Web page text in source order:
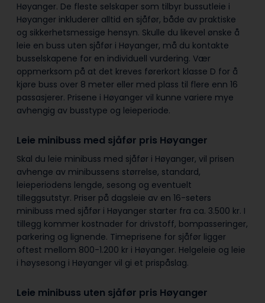
Høyanger. De fleste selskaper som tilbyr bussutleie i
Høyanger inkluderer alltid en sjåfør, både av praktiske
og sikkerhetsmessige hensyn. Skulle du likevel ønske å
leie en buss uten sjåfør i Høyanger, må du kontakte
busselskapene for en individuell vurdering. Vær
oppmerksom på at det kreves førerkort klasse D for å
kjøre buss over 8 meter eller med plass til flere enn 16
passasjerer. Prisene i Høyanger vil kunne variere mye
avhengig av busstype og leieperiode.
Leie minibuss med sjåfør pris Høyanger
Skal du leie minibuss med sjåfør i Høyanger, vil prisen
avhenge av minibussens størrelse, standard,
leieperiodens lengde, sesong og eventuelt
tilleggsutstyr. Priser på dagsleie av en 16-seters
minibuss med sjåfør i Høyanger starter fra ca. 3.500 kr. I
tillegg kommer kostnader for drivstoff, bompasseringer,
parkering og lignende. Timeprisene for sjåfør ligger
oftest mellom 800-1.200 kr i Høyanger. Helgeleie og leie
i høysesong i Høyanger vil gi et prispåslag.
Leie minibuss uten sjåfør pris Høyanger